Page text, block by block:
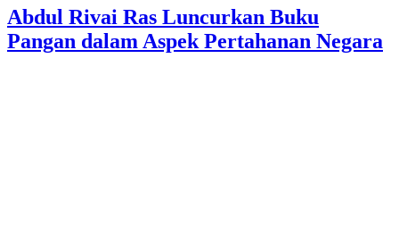
Abdul Rivai Ras Luncurkan Buku
Pangan dalam Aspek Pertahanan Negara